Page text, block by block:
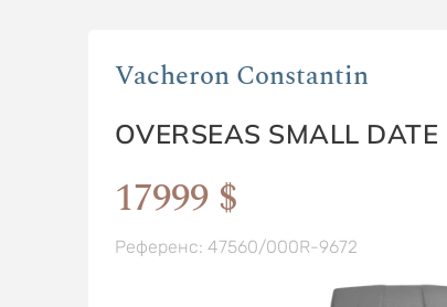
Vacheron Constantin
OVERSEAS SMALL
17999 $
Референс: 47560/000R-9672